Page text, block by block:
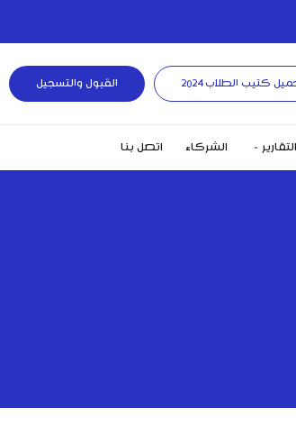
كتيب الطلاب 2024 القبول والتسجيل
التقارير الشركاء اتصل بنا